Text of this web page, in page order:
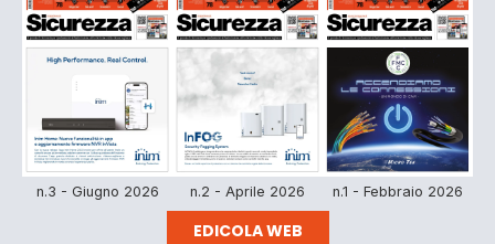
n.3 - Giugno 2026 n.2 - Aprile 2026 n.1 - Febbraio 2026
EDICOLA WEB